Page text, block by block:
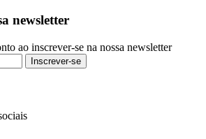
newsletter
ao inscrever-se na nossa newsletter
Inscrever-se